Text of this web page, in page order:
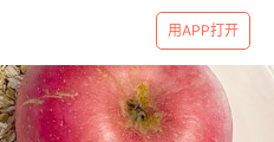
用APP打开